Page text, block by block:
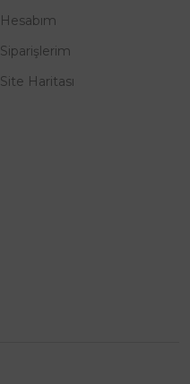
Hesabım
Siparişlerim
Site Haritası